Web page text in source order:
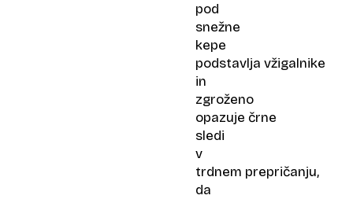
pod
snežne
kepe
podstavlja vžigalnike
in
zgroženo
opazuje črne
sledi
v
trdnem prepričanju,
da